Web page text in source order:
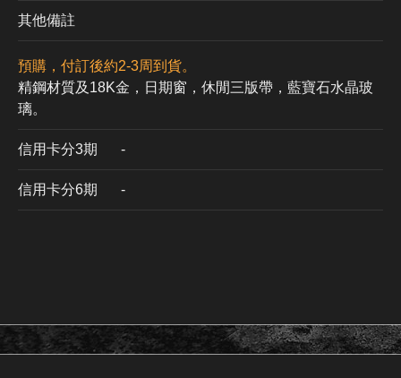
其他備註
預購，付訂後約2-3周到貨。
精鋼材質及18K金，日期窗，休閒三版帶，藍寶石水晶玻
璃。
信用卡分3期 ​-
信用卡分6期 -